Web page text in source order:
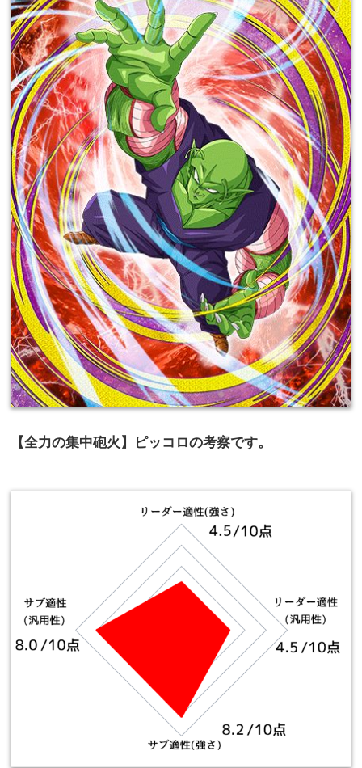
【全力の集中砲火】ピッコロの考察です。